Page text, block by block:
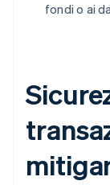
fondi o ai